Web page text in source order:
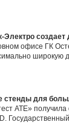
Электро
офисе ГК
широкую
стенды для
АТЕ»